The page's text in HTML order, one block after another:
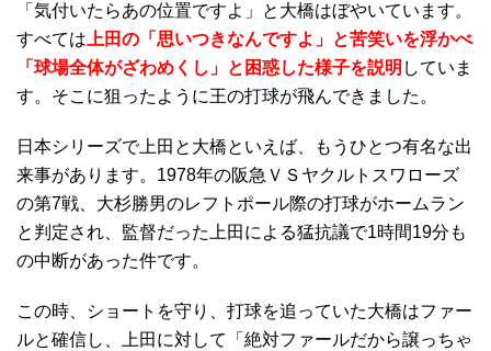
「気付いたらあの位置ですよ」と大橋はぼやいています。
すべては 上田の「思いつきなんですよ」と苦笑いを浮かべ
「球場全体がざわめくし」と困惑した様子を説明 していま
す。そこに狙ったように王の打球が飛んできました。
日本シリーズで上田と大橋といえば、もうひとつ有名な出
来事があります。1978年の阪急ＶＳヤクルトスワローズ
の第7戦、大杉勝男のレフトポール際の打球がホームラン
と判定され、監督だった上田による猛抗議で1時間19分も
の中断があった件です。
この時、ショートを守り、打球を追っていた大橋はファー
ルと確信し、上田に対して「絶対ファールだから譲っちゃ